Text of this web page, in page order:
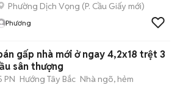
Phường Dịch Vọng (P. Cầu Giấy mới)
Phương
gấp nhà mới ở ngay 4,2x18 trệt 3
sân thượng
PN Hướng Tây Bắc Nhà ngõ, hẻm